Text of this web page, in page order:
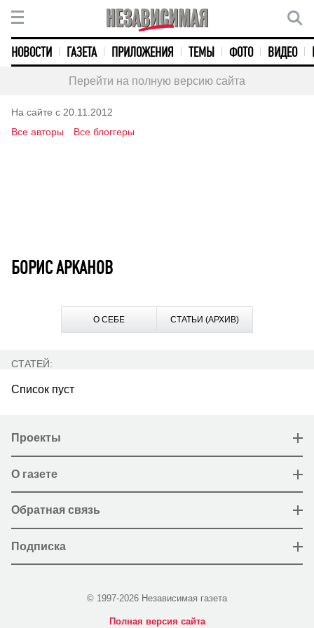
НОВОСТИ ГАЗЕТА ПРИЛОЖЕНИЯ ТЕМЫ ФОТО ВИДЕО
Перейти на полную версию сайта
На сайте с 20.11.2012
Все авторы
Все блоггеры
БОРИС АРКАНОВ
О СЕБЕ СТАТЬИ (АРХИВ)
СТАТЕЙ:
Список пуст
Проекты
О газете
Обратная связь
Подписка
© 1997-2026 Независимая газета
Полная версия сайта